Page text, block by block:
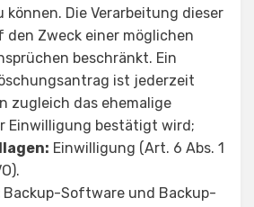
können. Die Verarbeitung dieser
den Zweck einer möglichen
beschränkt. Ein
ist jederzeit
zugleich das ehemalige
Einwilligung bestätigt wird;
Einwilligung (Art. 6 Abs. 1
Backup-Software und Backup-